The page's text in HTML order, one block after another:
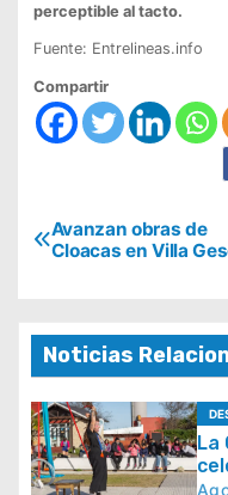
perceptible al tacto.
Fuente: Entrelineas.info
Compartir
a
g
a
c
i
Avanzan obras de
Cloacas en Villa
Noticias
La